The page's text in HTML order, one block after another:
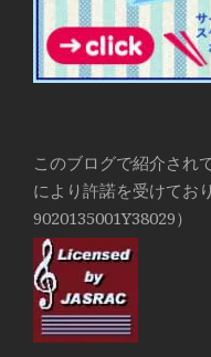
このブログで紹介され
により許諾を受けてお
9020135001Y38029）